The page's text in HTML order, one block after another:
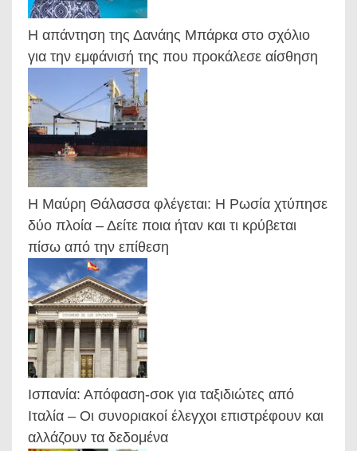
Η απάντηση της Δανάης Μπάρκα στο σχόλιο
για την εμφάνισή της που προκάλεσε αίσθηση
Η Μαύρη Θάλασσα φλέγεται: Η Ρωσία χτύπησε
δύο πλοία – Δείτε ποια ήταν και τι κρύβεται
πίσω από την επίθεση
Ισπανία: Απόφαση-σοκ για ταξιδιώτες από
Ιταλία – Οι συνοριακοί έλεγχοι επιστρέφουν και
αλλάζουν τα δεδομένα